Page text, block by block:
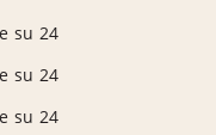
su 24
su 24
su 24